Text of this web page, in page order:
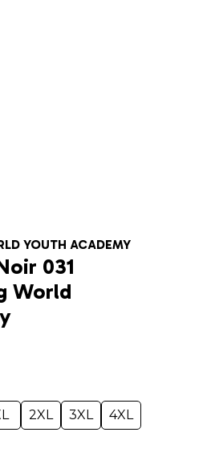
YOUTH ACADEMY
031
World
2XL 3XL 4XL